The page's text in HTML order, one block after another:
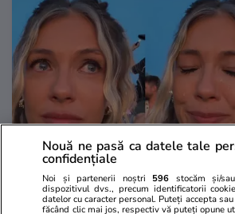
Andreea Ibacka a izbucnit în
plâns! Ce a emoționat-o până la
Nouă ne pasă ca datele tale
confidențiale
Noi și partenerii noștri 596 stocăm și/
dispozitivul dvs., precum identificatorii
datelor cu caracter personal. Puteți accepta
făcând clic mai jos, respectiv vă puteți opune